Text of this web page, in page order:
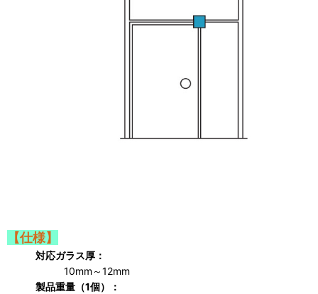
【仕様】
対応ガラス厚：
10mm～12mm
製品重量（1個）：